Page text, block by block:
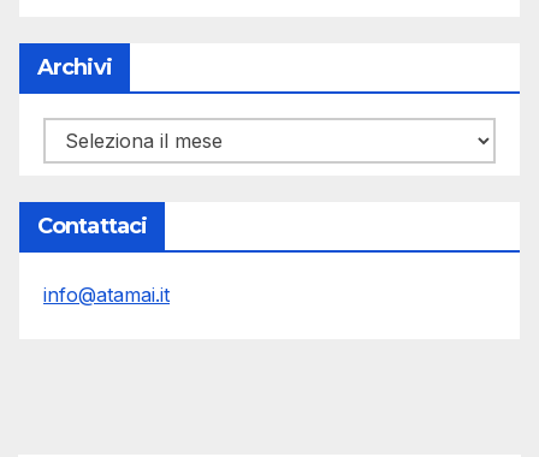
Archivi
Archivi
Contattaci
info@atamai.it